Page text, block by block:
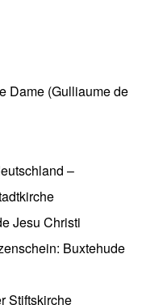
Gruppen
von Schola
Dame (Gulliaume de
Konzerte
–
Jesu Christi
Buxtehude
Stiftskirche